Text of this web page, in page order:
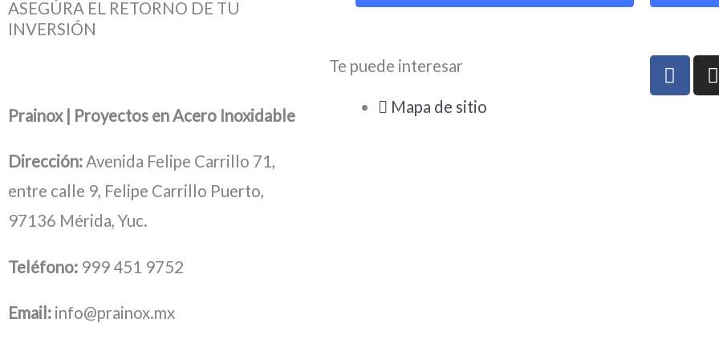
ASEGÚRA EL RETORNO DE TU
INVERSIÓN
Prainox | Proyectos en Acero Inoxidable
Dirección:Avenida Felipe Carrillo 71,
entre calle 9, Felipe Carrillo Puerto,
97136 Mérida, Yuc.
Teléfono: 999 451 9752
Email: info@prainox.mx
Te puede interesar
Mapa de sitio
F
a
I
n